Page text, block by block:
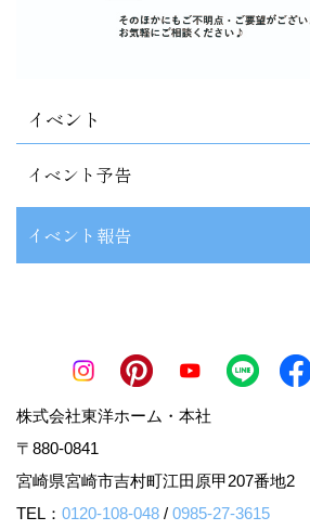
イベント
イベント予告
イベント報告
株式会社東洋ホーム・本社
〒880-0841
宮崎県宮崎市吉村町江田原甲207番地2
TEL： 0120-108-048 / 0985-27-3615